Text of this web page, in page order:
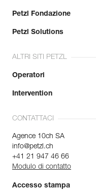
Petzl Fondazione
Petzl Solutions
ALTRI SITI PETZL
Operatori
Intervention
CONTATTACI
Agence 10ch SA
info@petzl.ch
+41 21 947 46 66
Modulo di contatto
Accesso stampa